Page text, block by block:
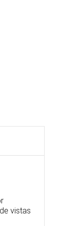
vistas